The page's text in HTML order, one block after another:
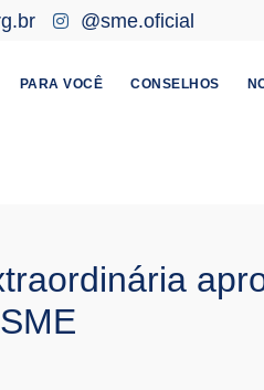
@sme.oficial
PARA VOCÊ CONSELHOS